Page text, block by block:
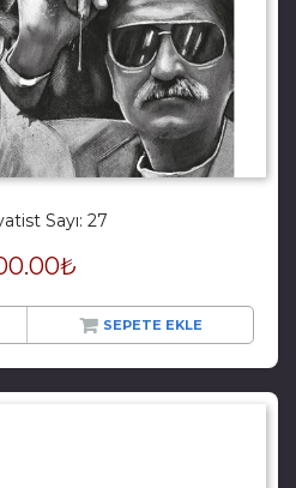
Sayı: 27
₺
SEPETE EKLE